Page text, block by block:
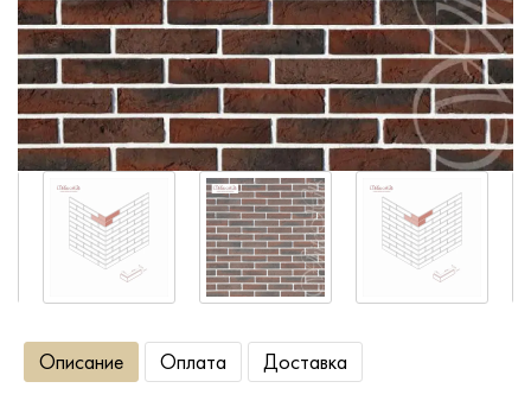
Сопутствующие товары
О компании
Услуги
Оплата
Портфолио
Описание Оплата Доставка